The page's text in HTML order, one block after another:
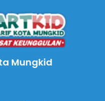
Mungkid